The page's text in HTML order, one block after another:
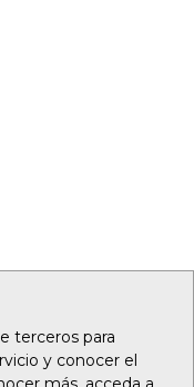
terceros para
y conocer el